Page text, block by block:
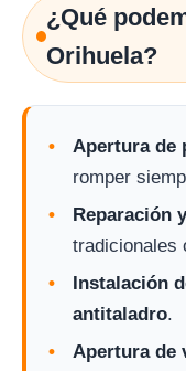
¿Qué
Orihuela?
Apertura de
romper
Reparación
tradicionales
Instalación
antitaladro.
Apertura de